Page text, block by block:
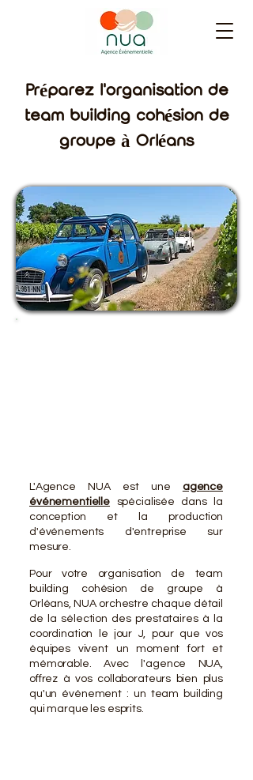
Préparez l'organisation de
team building cohésion de
groupe à Orléans
L'Agence NUA est une agence
événementielle
spécialisée dans la
conception et la production
d'événements d'entreprise sur
mesure.
Pour votre organisation de team
building cohésion de groupe à
Orléans, NUA orchestre chaque détail
de la sélection des prestataires à la
coordination le jour J, pour que vos
équipes vivent un moment fort et
mémorable. Avec l'agence NUA,
offrez à vos collaborateurs bien plus
qu'un événement : un team building
qui marque les esprits.